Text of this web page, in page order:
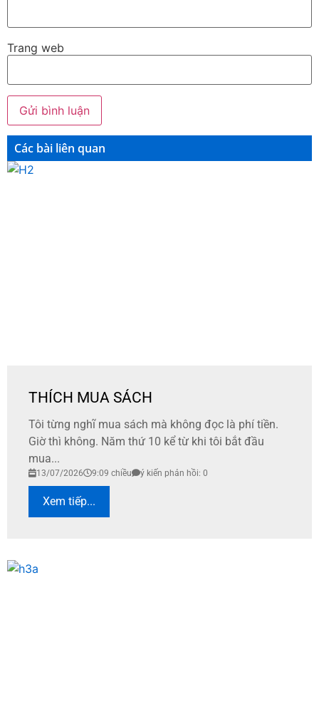
Trang web
Các bài liên quan
THÍCH MUA SÁCH
Tôi từng nghĩ mua sách mà không đọc là phí tiền.
Giờ thì không. Năm thứ 10 kể từ khi tôi bắt đầu
mua...
13/07/2026 9:09 chiều ý kiến phản hồi: 0
Xem tiếp...